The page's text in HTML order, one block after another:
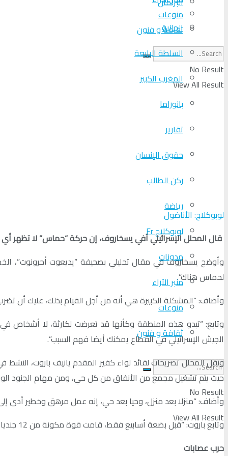
منوعات
ثقافة و فنون
No Result
View All Result
الجالية
السلطة الرابعة
المغرب الكبير
بانوراما
تقارير
حقوق الإنسان
ركن الطالب
رياضة
لوبوكلاج Fr
مدونات
منبر الآراء
منوعات
ثقافة و فنون
No Result
View All Result
لوبوكلاج: الأناضول
قال المحلل الإسرائيلي آفي يسخاروف، إن حركة “حماس” لا تظهر أي
لحماس هناك”.
وأضاف: “المشكلة الكبيرة هي أنه من أجل القيام بذلك، عليك أن
وتابع: “تبدو هذه المنطقة وكأنها قد تعرضت لكارثة، لا أشخاص في
الجيش الإسرائيلي في القطاع يمكنك أيضا فهم السبب”.
حيث يتم تشغيل مجمع من الأنفاق من كل حي، ومن مهام الجنود
وأضاف: “منزلا بعد منزل، وحيا بعد حي، إنه عمل مرهق وخطير أدى إلى خسائر فادحة، لقد فقدنا 12 جنديا هنا، وهو ثمن باهظ، والتحدي
وتابع باروت: “قبل بضعة أسابيع فقط، قامت قوة مكونة من 12 جنديا من كتيبة شمشون التابعة لنا بالعمل واعترضت صاروخ آر بي جي، وقتلت 4 مقاتلين على الفور”.
حرب عصابات